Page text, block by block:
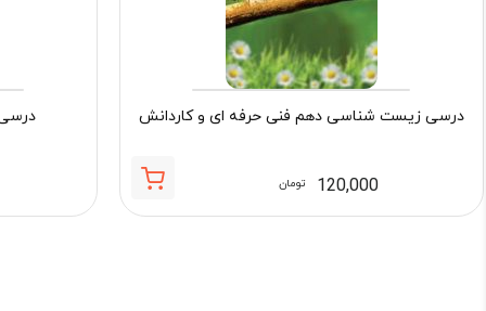
درسی زیست شناسی دهم فنی حرفه ای و کاردانش
120,000 تومان